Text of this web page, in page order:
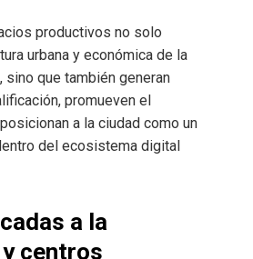
productivos no solo
urbana y económica de la
sino que también generan
promueven el
a la ciudad como un
del ecosistema digital
a la
centros